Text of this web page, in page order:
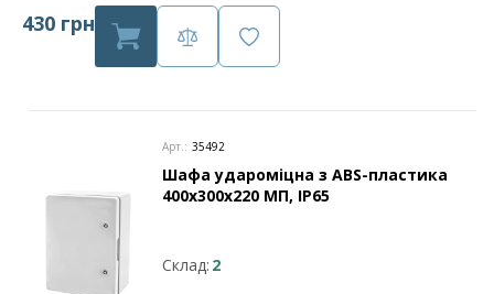
430 грн
Арт.: 35492
Шафа удароміцна з ABS-пластика
400х300х220 МП, IP65
Склад: 2